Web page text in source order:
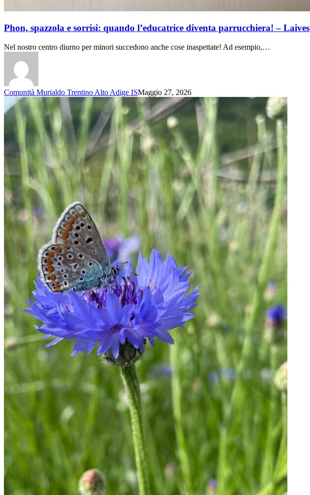
Phon, spazzola e sorrisi: quando l’educatrice diventa parrucchiera! – Laives
Nel nostro centro diurno per minori succedono anche cose inaspettate! Ad esempio,…
Comunità Murialdo Trentino Alto Adige ISMaggio 27, 2026